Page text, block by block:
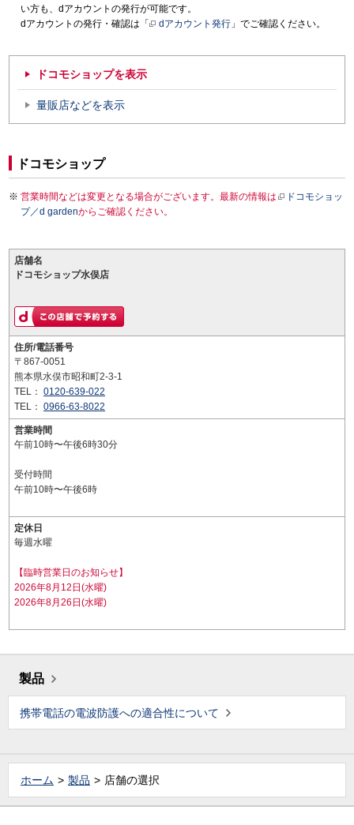
い方も、dアカウントの発行が可能です。
dアカウントの発行・確認は「
dアカウント発行 」でご確認ください。
ドコモショップを表示
量販店などを表示
ドコモショップ
営業時間などは変更となる場合がございます。最新の情報は
ドコモショッ
プ／d gardenからご確認ください。
店舗名
ドコモショップ水俣店
住所/電話番号
〒867-0051
熊本県水俣市昭和町2-3-1
TEL： 0120-639-022
TEL： 0966-63-8022
営業時間
午前10時〜午後6時30分
受付時間
午前10時〜午後6時
定休日
毎週水曜
【臨時営業日のお知らせ】
2026年8月12日(水曜)
2026年8月26日(水曜)
製品
携帯電話の電波防護への適合性について
ホーム 製品 店舗の選択